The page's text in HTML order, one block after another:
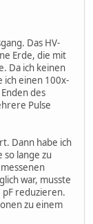
Das HV-
Erde, die mit
Da ich keinen
einen 100x-
des
Pulse
Dann habe ich
lange zu
war, musste
pF reduzieren.
zu einem